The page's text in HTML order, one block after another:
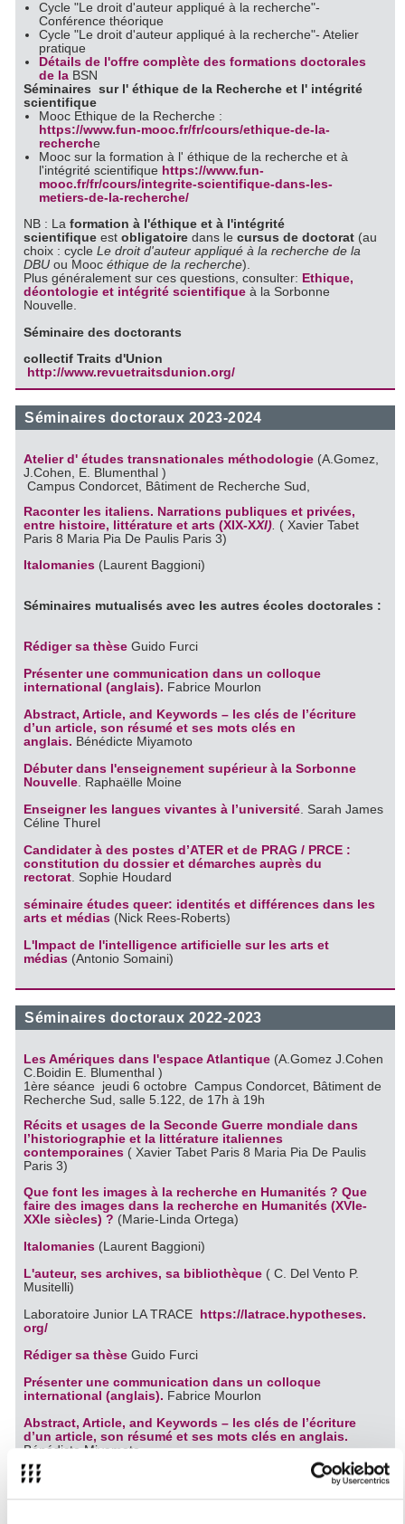
Cycle "Le droit d'auteur appliqué à la recherche"-
Conférence théorique
Cycle "Le droit d'auteur appliqué à la recherche"- Atelier
pratique
Détails de l'offre complète des formations doctorales
de la BSN
Séminaires sur l' éthique de la Recherche et l' intégrité
scientifique
Mooc Ethique de la Recherche :
https://www.fun-mooc.fr/fr/cours/ethique-de-la-
recherche
Mooc sur la formation à l' éthique de la recherche et à
l'intégrité scientifique https://www.fun-
mooc.fr/fr/cours/integrite-scientifique-dans-les-
metiers-de-la-recherche/
NB : Laformation à l'éthique et à l'intégrité
scientifique estobligatoire dans lecursus de doctorat (au
choix : cycleLe droit d'auteur appliqué à la recherche de la
DBUou Moocéthique de la recherche).
Plus généralement sur ces questions, consulter: Ethique,
déontologie et intégrité scientifique à la Sorbonne
Nouvelle.
Séminaire des doctorants
collectif Traits d'Union
http://www.revuetraitsdunion.org/
Séminaires doctoraux 2023-2024
Atelier d' études transnationales méthodologie (A.Gomez,
J.Cohen, E. Blumenthal )
Campus Condorcet, Bâtiment de Recherche Sud,
Raconter les italiens. Narrations publiques et privées,
entre histoire, littérature et arts (XIX-XXI). ( Xavier Tabet
Paris 8 Maria Pia De Paulis Paris 3)
Italomanies (Laurent Baggioni)
Séminaires mutualisés avec les autres écoles doctorales :
Rédiger sa thèse Guido Furci
Présenter une communication dans un colloque
international (anglais). Fabrice Mourlon
Abstract, Article, and Keywords – les clés de l’écriture
d’un article, son résumé et ses mots clés en
anglais. Bénédicte Miyamoto
Débuter dans l'enseignement supérieur à la Sorbonne
Nouvelle . Raphaëlle Moine
Enseigner les langues vivantes à l’université . Sarah James
Céline Thurel
Candidater à des postes d’ATER et de PRAG / PRCE :
constitution du dossier et démarches auprès du
rectorat . Sophie Houdard
séminaire études queer: identités et différences dans les
arts et médias (Nick Rees-Roberts)
L'Impact de l'intelligence artificielle sur les arts et
médias (Antonio Somaini)
Séminaires doctoraux 2022-2023
Les Amériques dans l'espace Atlantique (A.Gomez J.Cohen
C.Boidin E. Blumenthal )
1ère séance jeudi 6 octobre Campus Condorcet, Bâtiment de
Recherche Sud, salle 5.122, de 17h à 19h
Récits et usages de la Seconde Guerre mondiale dans
l’historiographie et la littérature italiennes
contemporaines ( Xavier Tabet Paris 8 Maria Pia De Paulis
Paris 3)
Que font les images à la recherche en Humanités ? Que
faire des images dans la recherche en Humanités (XVIe-
XXIe siècles) ? (Marie-Linda Ortega)
Italomanies (Laurent Baggioni)
L'auteur, ses archives, sa bibliothèque ( C. Del Vento P.
Musitelli)
Laboratoire Junior LA TRACE
https://latrace.hypotheses.
org/
Rédiger sa thèse Guido Furci
Présenter une communication dans un colloque
international (anglais). Fabrice Mourlon
Abstract, Article, and Keywords – les clés de l’écriture
d’un article, son résumé et ses mots clés en anglais.
Bénédicte Miyamoto
Etudes queer : identités et différences dans les arts et